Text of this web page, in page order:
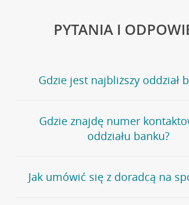
PYTANIA I
Gdzie jest najbliższy oddział
Jeśli szukasz oddziału naszego banku,
stronęPlacówki i bankomaty, na której
wygodna wyszukiwarka.
oddziałów
Gdzie znajdę numer
oddziału banku?
Bank Credit Agricole nie udostępnia
telefonu do placówki bankowej.
Jak umówić się z doradcą na